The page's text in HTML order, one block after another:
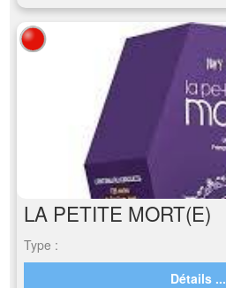
LA PETITE MORT(E)
Type :
Détails ...